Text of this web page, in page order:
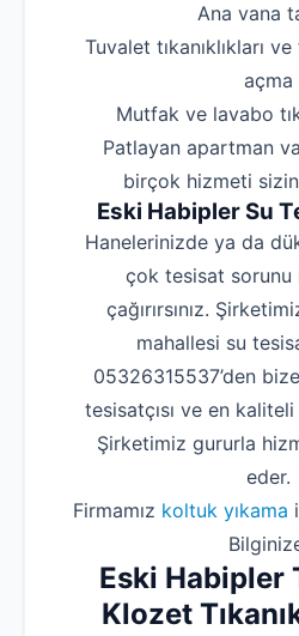
‌Ana vana
‌Tuvalet tıkanıklıkları ve
açma
‌Mutfak ve lavabo
‌Patlayan apartman
birçok hizmeti
Eski Habipler Su
Hanelerinizde ya da
çok tesisat sorunu
çağırırsınız.
mahallesi su
05326315537’den
tesisatçısı ve en
Şirketimiz gururla
eder.
Firmamız koltuk yıkama
Eski Habipler
Klozet